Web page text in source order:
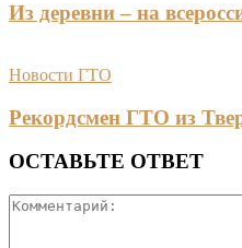
Из деревни – на
Новости ГТО
Рекордсмен ГТО из
ОСТАВЬТЕ ОТВЕТ